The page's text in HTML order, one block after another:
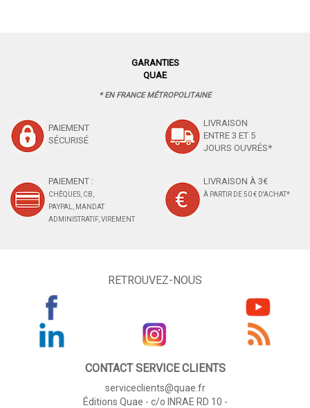
GARANTIES
QUAE
* EN FRANCE MÉTROPOLITAINE
PAIEMENT
SÉCURISÉ
LIVRAISON
ENTRE 3 ET 5
JOURS OUVRÉS*
PAIEMENT :
CHÈQUES, CB,
PAYPAL, MANDAT
ADMINISTRATIF, VIREMENT
LIVRAISON À 3€
À PARTIR DE 50 € D'ACHAT*
RETROUVEZ-NOUS
CONTACT SERVICE CLIENTS
serviceclients@quae.fr
Éditions Quae - c/o INRAE RD 10 -